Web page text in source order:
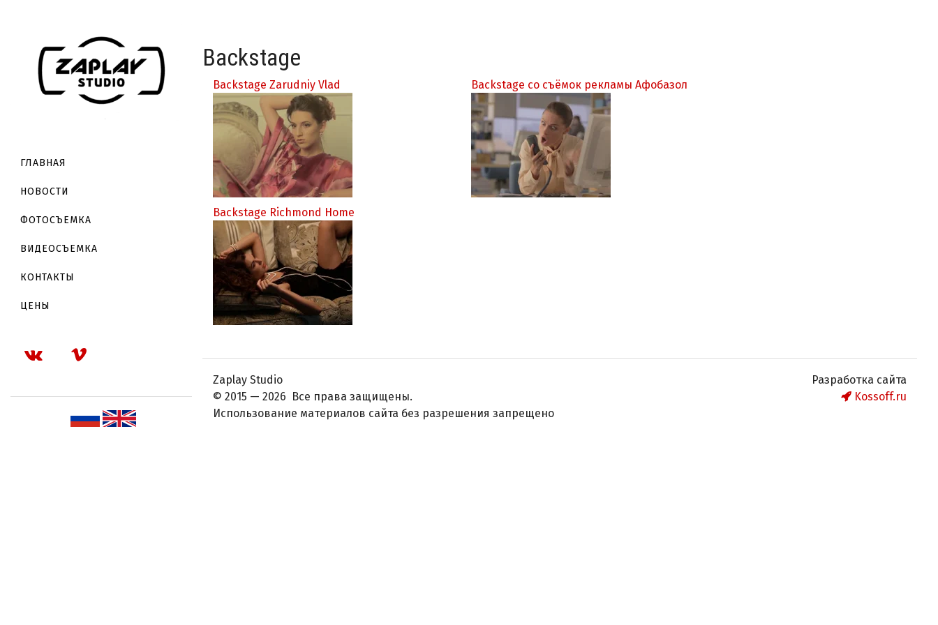
ГЛАВНАЯ
НОВОСТИ
ФОТОСЪЕМКА
ВИДЕОСЪЕМКА
КОНТАКТЫ
ЦЕНЫ
Backstage
Backstage Zarudniy Vlad Backstage со съёмок рекламы Афобазол
Backstage Richmond Home
Zaplay Studio
© 2015 — 2026 Все права защищены.
Использование материалов сайта без разрешения запрещено
Разработка сайта
Kossoff.ru